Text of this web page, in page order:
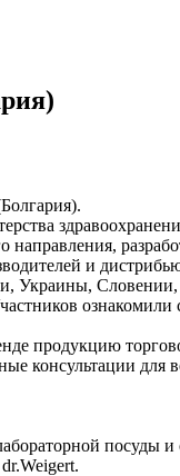
направления,
и
продукцию
консультации для
посуды и